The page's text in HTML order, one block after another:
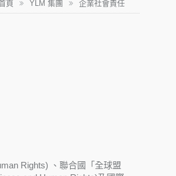
頁 YLM 集團 企業社會責任
Rights) 、聯合國「全球盟